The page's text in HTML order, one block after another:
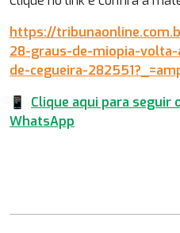
https://
28-graus-de-miopia-
de-cegueira-
📱
Clique aqui para seguir
WhatsApp